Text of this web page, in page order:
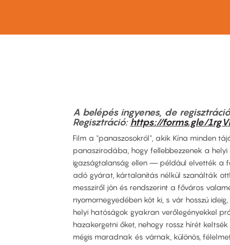
A belépés ingyenes, de
Regisztráció:https://forms.gle/
Film a "panaszosokról", akik Kína minden
panaszirodába, hogy fellebbezzenek a
igazságtalanság ellen — például elvették a
adó gyárat, kártalanítás nélkül szanálták
messziről jön és rendszerint a főváros
nyomornegyedében köt ki, s vár hosszú
helyi hatóságok gyakran verőlegényekkel
hazakergetni őket, nehogy rossz hírét
mégis maradnak és várnak, különös,